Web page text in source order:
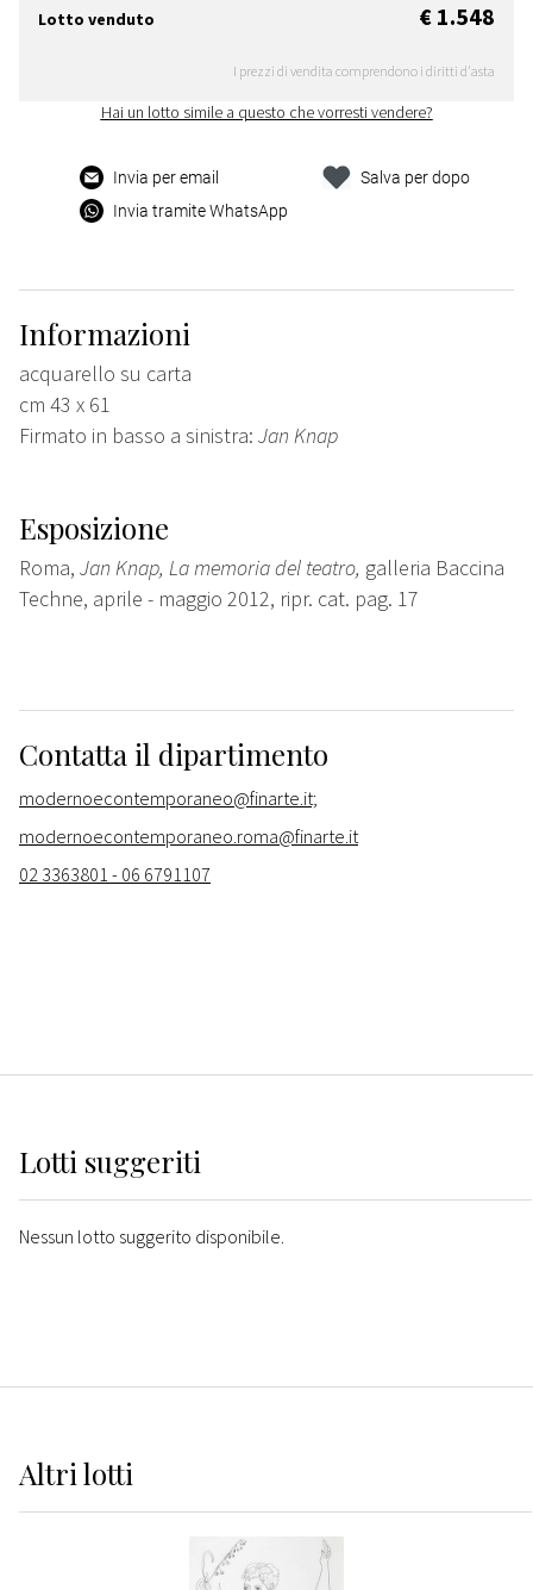
Lotto venduto € 1.548
I prezzi di vendita comprendono i diritti d'asta
Hai un lotto simile a questo che vorresti vendere?
Invia per email
Invia tramite WhatsApp
Salva per dopo
Informazioni
acquarello su carta
cm 43 x 61
Firmato in basso a sinistra: Jan Knap
Esposizione
Roma, Jan Knap, La memoria del teatro, galleria Baccina
Techne, aprile - maggio 2012, ripr. cat. pag. 17
Contatta il dipartimento
modernoecontemporaneo@finarte.it;
modernoecontemporaneo.roma@finarte.it
02 3363801 - 06 6791107
Lotti suggeriti
Nessun lotto suggerito disponibile.
Altrilotti